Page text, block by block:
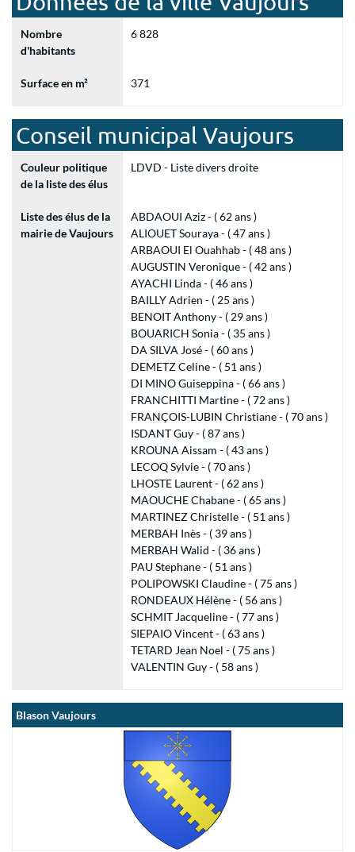
Nombre
d'habitants
6 828
Surface en m² 371
Conseil municipal Vaujours
Couleur politique
de la liste des élus
LDVD - Liste divers droite
Liste des élus de la
mairie de Vaujours
ABDAOUI Aziz - ( 62 ans )
ALIOUET Souraya - ( 47 ans )
ARBAOUI El Ouahhab - ( 48 ans )
AUGUSTIN Veronique - ( 42 ans )
AYACHI Linda - ( 46 ans )
BAILLY Adrien - ( 25 ans )
BENOIT Anthony - ( 29 ans )
BOUARICH Sonia - ( 35 ans )
DA SILVA José - ( 60 ans )
DEMETZ Celine - ( 51 ans )
DI MINO Guiseppina - ( 66 ans )
FRANCHITTI Martine - ( 72 ans )
FRANÇOIS-LUBIN Christiane - ( 70 ans )
ISDANT Guy - ( 87 ans )
KROUNA Aissam - ( 43 ans )
LECOQ Sylvie - ( 70 ans )
LHOSTE Laurent - ( 62 ans )
MAOUCHE Chabane - ( 65 ans )
MARTINEZ Christelle - ( 51 ans )
MERBAH Inès - ( 39 ans )
MERBAH Walid - ( 36 ans )
PAU Stephane - ( 51 ans )
POLIPOWSKI Claudine - ( 75 ans )
RONDEAUX Hélène - ( 56 ans )
SCHMIT Jacqueline - ( 77 ans )
SIEPAIO Vincent - ( 63 ans )
TETARD Jean Noel - ( 75 ans )
VALENTIN Guy - ( 58 ans )
Blason Vaujours